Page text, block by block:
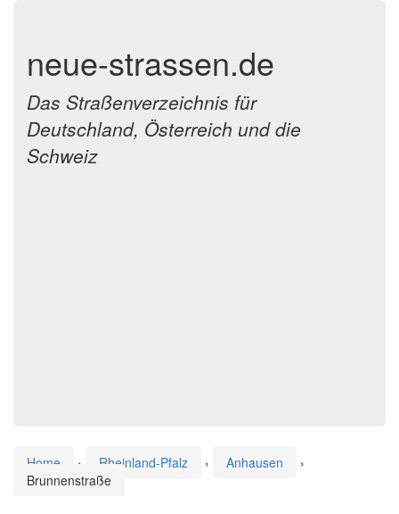
neue-strassen.de
Das Straßenverzeichnis für
Deutschland, Österreich und die
Schweiz
Home › Rheinland-Pfalz › Anhausen
›
Brunnenstraße